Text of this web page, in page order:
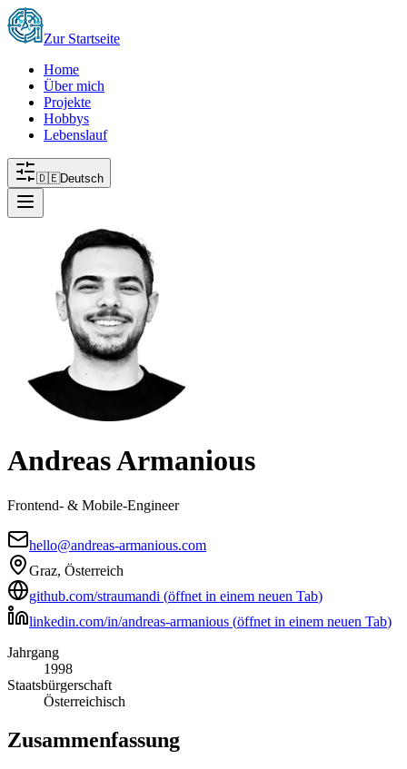
Zur Startseite
Home
Über mich
Projekte
Hobbys
Lebenslauf
🇩🇪Deutsch
Andreas Armanious
Frontend- & Mobile-Engineer
hello@andreas-armanious.com
Graz, Österreich
github.com/straumandi (öffnet in einem neuen Tab)
linkedin.com/in/andreas-armanious (öffnet in einem neuen Tab)
Jahrgang
1998
Staatsbürgerschaft
Österreichisch
Zusammenfassung